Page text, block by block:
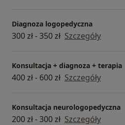
Diagnoza logopedyczna
300 zł - 350 zł Szczegóły
Konsultacja + diagnoza + terapia
400 zł - 600 zł Szczegóły
Konsultacja neurologopedyczna
200 zł - 300 zł Szczegóły